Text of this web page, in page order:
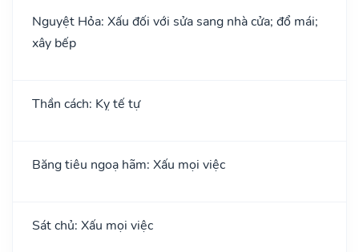
Nguyệt Hỏa: Xấu đối với sửa sang nhà cửa; đổ mái;
xây bếp
Thần cách: Kỵ tế tự
Băng tiêu ngoạ hãm: Xấu mọi việc
Sát chủ: Xấu mọi việc